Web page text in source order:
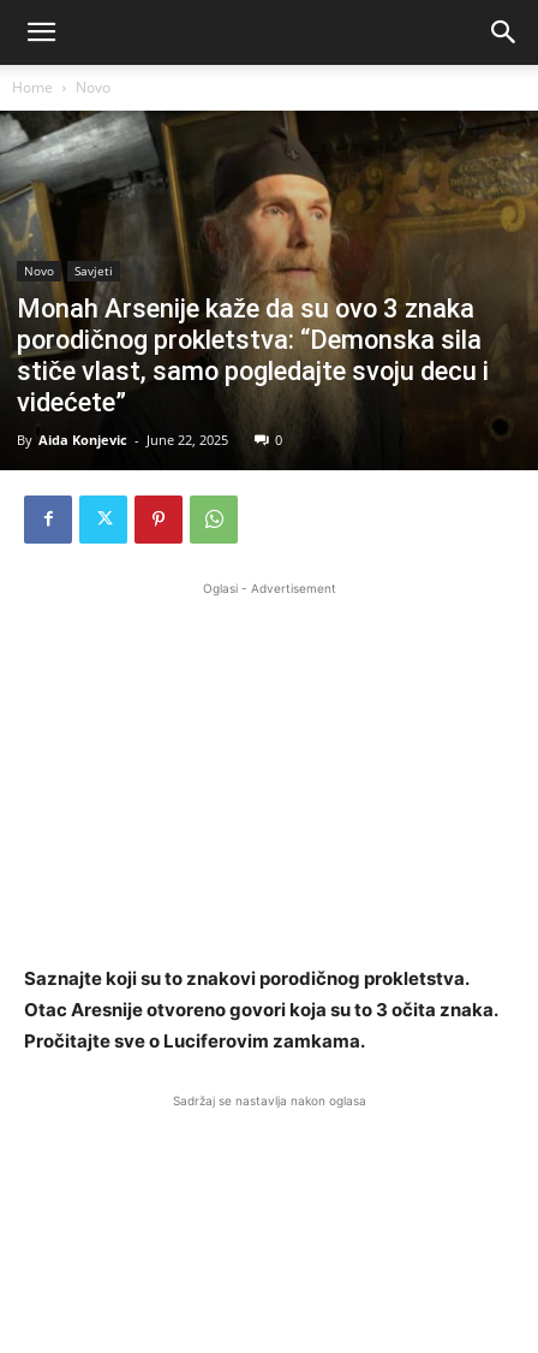
Home Novo
Novo Savjeti
Monah Arsenije kaže da su ovo 3 znaka
porodičnog prokletstva: “Demonska sila
stiče vlast, samo pogledajte svoju decu i
videćete”
By Aida Konjevic - June 22, 2025 0
Oglasi - Advertisement
Saznajte koji su to znakovi porodičnog prokletstva.
Otac Aresnije otvoreno govori koja su to 3 očita znaka.
Pročitajte sve o Luciferovim zamkama.
Sadržaj se nastavlja nakon oglasa